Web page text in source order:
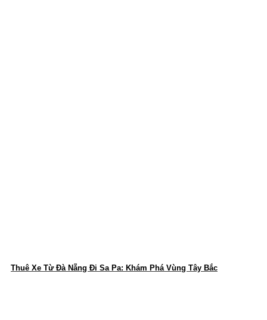
Thuê Xe Từ Đà Nẵng Đi Sa Pa: Khám Phá Vùng Tây Bắc